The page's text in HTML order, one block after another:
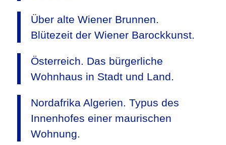
Über alte Wiener Brunnen.
Blütezeit der Wiener Barockkunst.
Österreich. Das bürgerliche
Wohnhaus in Stadt und Land.
Nordafrika Algerien. Typus des
Innenhofes einer maurischen
Wohnung.